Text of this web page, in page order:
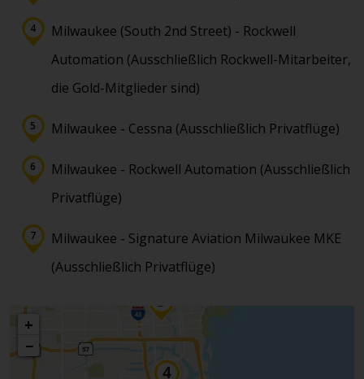
Milwaukee (South 2nd Street) - Rockwell
Automation (Ausschließlich Rockwell-Mitarbeiter,
die Gold-Mitglieder sind)
Milwaukee - Cessna (Ausschließlich Privatflüge)
Milwaukee - Rockwell Automation (Ausschließlich
Privatflüge)
Milwaukee - Signature Aviation Milwaukee MKE
(Ausschließlich Privatflüge)
+
−